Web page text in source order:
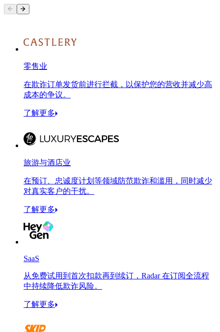
零售业
在欺诈订单发货前进行拦截，以保护您的营收并减少高
成本的争议。
了解更多
旅游与酒店业
在预订、忠诚度计划等领域防范欺诈和滥用，同时减少
对真实客户的干扰。
了解更多
SaaS
从免费试用到首次扣款再到续订，Radar 在订阅全流程
中持续降低欺诈风险。
了解更多